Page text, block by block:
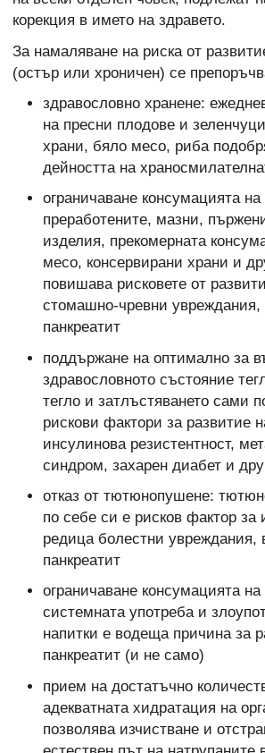
корекция в името на здравето.
За намаляване на риска от
(остър или хроничен) се
здравословно хранене:
на пресни плодове и
храни, бяло месо, риба
дейността на
ограничаване консумацията
преработените, мазни,
изделия, прекомерната
месо, консервирани храни и
повишава рисковете от
стомашно-чревни увреждания,
панкреатит
поддържане на оптимално за
здравословното състояние
тегло и затлъстяването сами
рискови фактори за развитие
инсулинова резистентност,
синдром, захарен диабет и
отказ от тютюнопушене:
по себе си е рисков фактор за
редица болестни увреждания,
панкреатит
ограничаване консумацията на
системната употреба и
напитки е водеща причина за
панкреатит (и не само)
прием на достатъчно
адекватната хидратация на
позволява изчистване и